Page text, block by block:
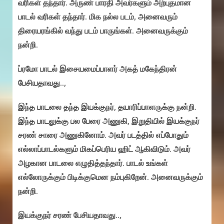
வரிகள் தந்தார். அருண் பாரதி அவர்களும் அற்புதமான
பாடல் வரிகள் தந்தார். மிக நல்ல படம், அனைவரும்
திரையரங்கில் வந்து படம் பாருங்கள். அனைவருக்கும்
நன்றி.
ப்ரமோ பாடல் இசையமைப்பாளர் அகத் மகேந்திரன்
பேசியதாவது..,
இந்த பாடலை தந்த இயக்குநர், தயாரிப்பாளருக்கு நன்றி.
இந்த பாடலுக்கு பல பேரை அணுகி, இறுதியில் இயக்குநர்
சரண் சாரை அணுகினோம். அவர் படத்தில் எப்போதும்
எல்லாப்பாடல்களும் மிகப்பெரிய ஹிட் ஆகிவிடும். அவர்
அழகான பாடலை எழுதித்தந்தார். பாடல் உங்கள்
எல்லோருக்கும் பிடிக்குமென நம்புகிறேன். அனைவருக்கும்
நன்றி.
இயக்குநர் சரண் பேசியதாவது..,